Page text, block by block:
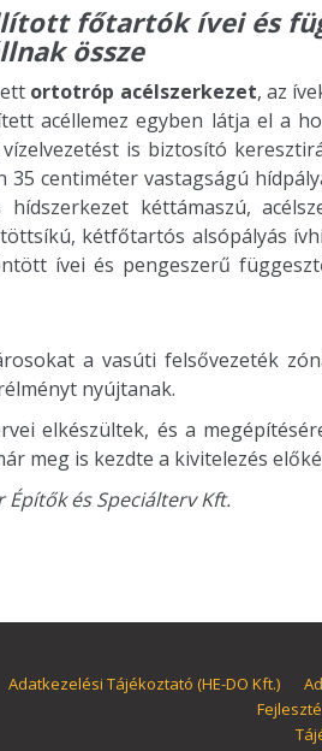
főtartók ívei és
össze
ortotróp acélszerkezet, az
acéllemez egyben látja el a
is biztosító
35 centiméter vastagságú
kéttámaszú,
kétfőtartós alsópályás
ívei és pengeszerű
a vasúti felsővezeték
nyújtanak.
elkészültek, és a
meg is kezdte a kivitelezés
és Speciálterv Kft.
Adatkezelési Tájékoztató (HE-DO Kft.)